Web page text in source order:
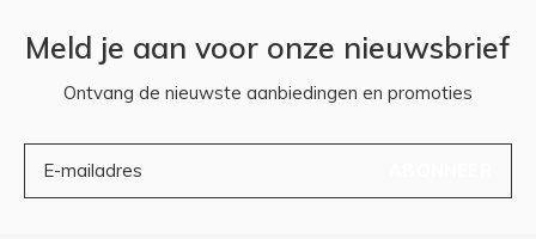
Meld je aan voor onze nieuwsbrief
Ontvang de nieuwste aanbiedingen en promoties